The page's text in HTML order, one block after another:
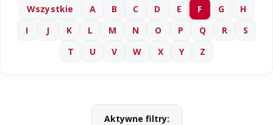
Wszystkie A B C D E F G
H
I
J K L M N O P Q R
S
T
U V W X Y Z
Aktywne filtry: